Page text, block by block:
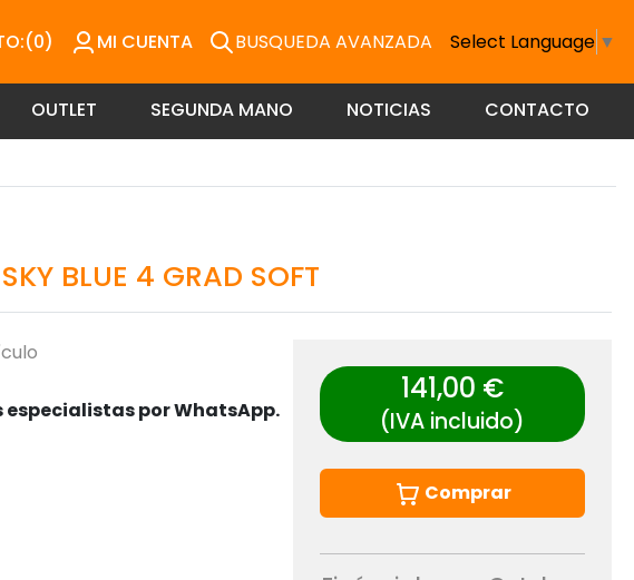
(0) MI CUENTA BUSQUEDA AVANZADA Select Language ▼
OUTLET SEGUNDA MANO NOTICIAS CONTACTO
BLUE 4 GRAD SOFT
especialistas por WhatsApp.
141,00 €
(IVA incluido)
Comprar